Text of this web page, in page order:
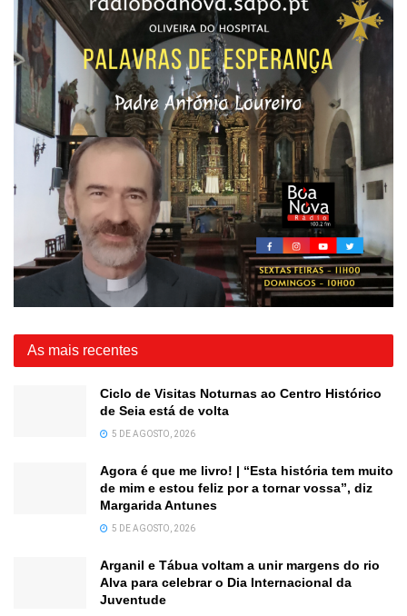
As mais recentes
Ciclo de Visitas Noturnas ao Centro Histórico
de Seia está de volta
5 DE AGOSTO, 2026
Agora é que me livro! | “Esta história tem muito
de mim e estou feliz por a tornar vossa”, diz
Margarida Antunes
5 DE AGOSTO, 2026
Arganil e Tábua voltam a unir margens do rio
Alva para celebrar o Dia Internacional da
Juventude